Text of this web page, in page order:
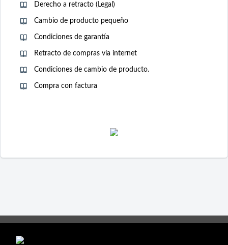
Derecho a retracto (Legal)
Cambio de producto pequeño
Condiciones de garantía
Retracto de compras vía internet
Condiciones de cambio de producto.
Compra con factura